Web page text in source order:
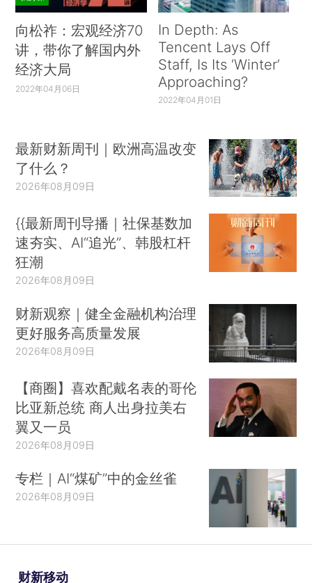
向松祚：宏观经济70
讲，带你了解国内外
经济大局
2022年04月06日
In Depth: As
Tencent Lays Off
Staff, Is Its ‘Winter’
Approaching?
2022年04月01日
最新财新周刊｜欧洲高温改变
了什么？
2026年08月09日
{{最新周刊导播｜社保基数加
速夯实、AI“追光”、韩股杠杆
狂潮
2026年08月09日
财新观察｜健全金融机构治理
更好服务高质量发展
2026年08月09日
【商圈】喜欢配戴名表的哥伦
比亚新总统 商人出身拉美右
翼又一员
2026年08月09日
专栏｜AI“煤矿”中的金丝雀
2026年08月09日
财新移动